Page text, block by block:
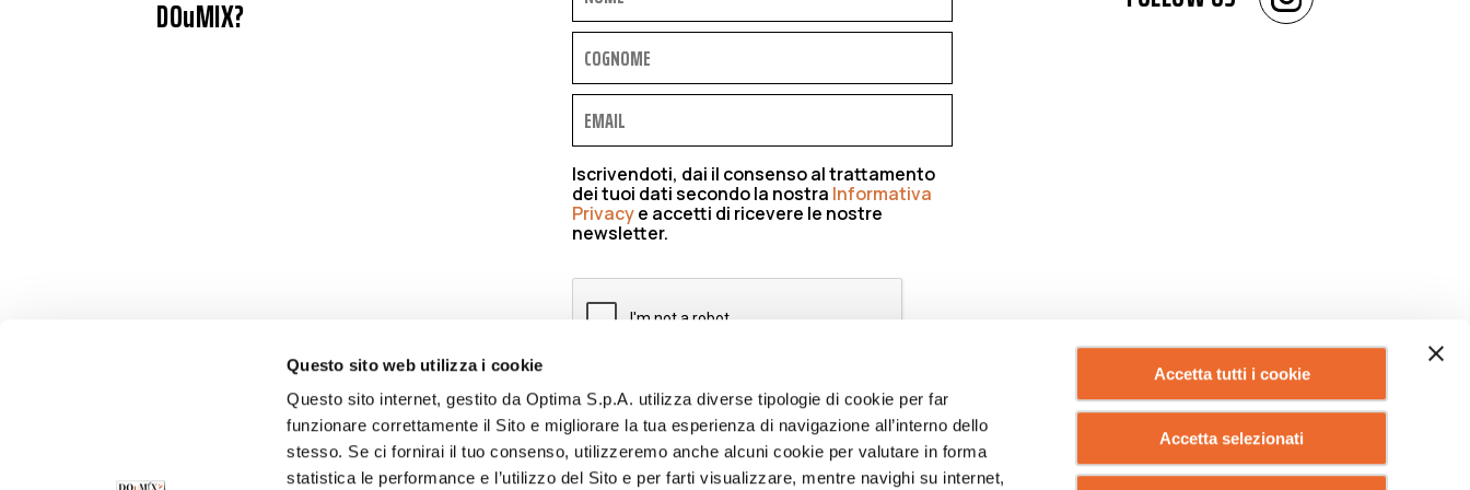
Questo sito web utilizza i cookie
Questo sito internet, gestito da Optima S.p.A. utilizza diverse tipologie di cookie per far
funzionare correttamente il Sito e migliorare la tua esperienza di navigazione all’interno dello
stesso. Se ci fornirai il tuo consenso, utilizzeremo anche alcuni cookie per valutare in forma
statistica le performance e l’utilizzo del Sito e per farti visualizzare, mentre navighi su internet,
Accetta tutti i cookie
Accetta selezionati
DOuMIX?
Iscrivendoti, dai il consenso al trattamento
dei tuoi dati secondo la nostra Informativa
Privacye accetti di ricevere le nostre
newsletter.
ISCRIVIMI